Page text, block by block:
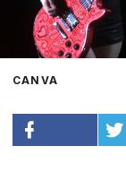
CANVA